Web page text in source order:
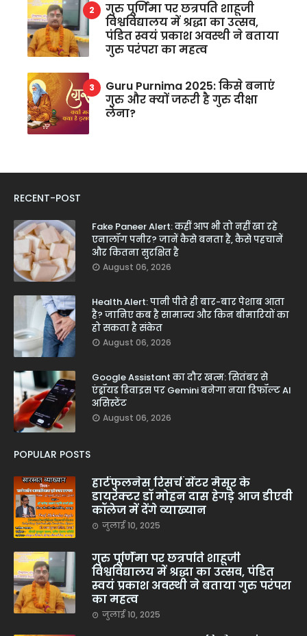
गुरु पूर्णिमा पर छत्रपति शाहूजी
विश्वविद्यालय में श्रद्धा का उत्सव,
पंडित स्वयं प्रकाश अवस्थी ने बताया
गुरु परंपरा का महत्व
Guru Purnima 2025: किसे बनाएं
गुरु और क्यों जरूरी है गुरु दीक्षा
लेना?
RECENT-POST
Fake Paneer Alert: कहीं आप भी तो नहीं खा रहे
एनालॉग पनीर? जानें कैसे बनता है, कैसे पहचानें
और कितना सुरक्षित है
August 06, 2026
Health Alert: पानी पीते ही बार-बार पेशाब आता
है? जानिए कब है सामान्य और किन बीमारियों का
हो सकता है संकेत
August 06, 2026
Google Assistant का दौर खत्म: सितंबर से
एंड्रॉयड डिवाइस पर Gemini बनेगा नया डिफॉल्ट AI
असिस्टेंट
August 06, 2026
POPULAR POSTS
हार्टफुलनेस रिसर्च सेंटर मैसूर के
डायरेक्टर डॉ मोहन दास हेगड़े आज डीएवी
कॉलेज में देंगे व्याख्यान
जुलाई 10, 2025
गुरु पूर्णिमा पर छत्रपति शाहूजी
विश्वविद्यालय में श्रद्धा का उत्सव, पंडित
स्वयं प्रकाश अवस्थी ने बताया गुरु परंपरा
का महत्व
जुलाई 10, 2025